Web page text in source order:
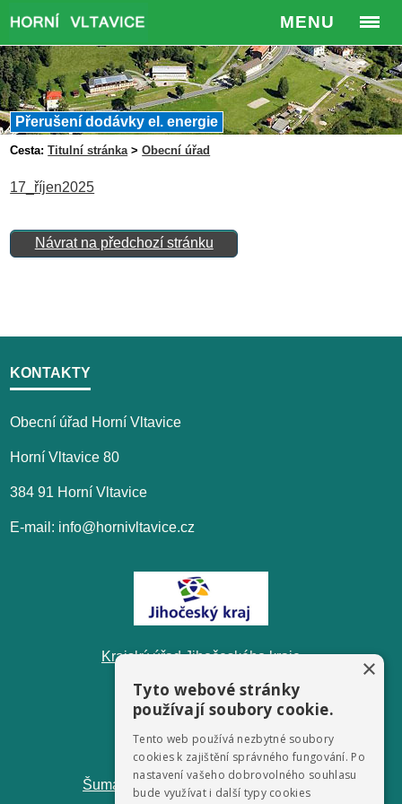
MENU
Přerušení dodávky el. energie
Cesta: Titulní stránka>Obecní úřad
17_říjen2025
Návrat na předchozí stránku
KONTAKTY
Obecní úřad Horní Vltavice
Horní Vltavice 80
384 91 Horní Vltavice
E-mail: info@hornivltavice.cz
Krajský úřad Jihočeského kraje
ŠumavaNet.CZ - informace o regionu
×
Tyto webové stránky
používají soubory cookie.
Tento web používá nezbytné soubory
cookies k zajištění správného fungování. Po
nastavení vašeho dobrovolného souhlasu
bude využívat i další typy cookies